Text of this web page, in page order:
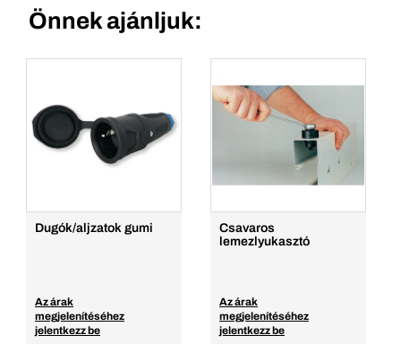
Önnek ajánljuk:
Dugók/aljzatok gumi
Az árak
megjelenítéséhez
jelentkezz be
Csavaros
lemezlyukasztó
Az árak
megjelenítéséhez
jelentkezz be